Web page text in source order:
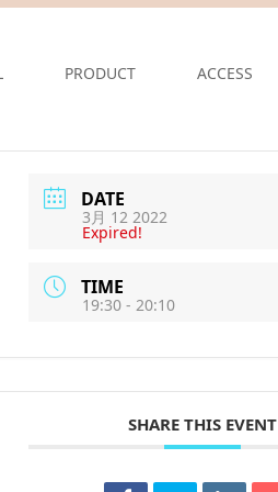
PRODUCT ACCESS
DATE
3月 12 2022
Expired!
TIME
19:30 - 20:10
SHARE THIS EVENT